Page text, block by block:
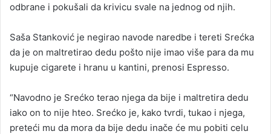
odbrane i pokušali da krivicu svale na jednog od njih.
Saša Stanković je negirao navode naredbe i tereti Srećka
da je on maltretirao dedu pošto nije imao više para da mu
kupuje cigarete i hranu u kantini, prenosi Espresso.
“Navodno je Srećko terao njega da bije i maltretira dedu
iako on to nije hteo. Srećko je, kako tvrdi, tukao i njega,
preteći mu da mora da bije dedu inače će mu pobiti celu